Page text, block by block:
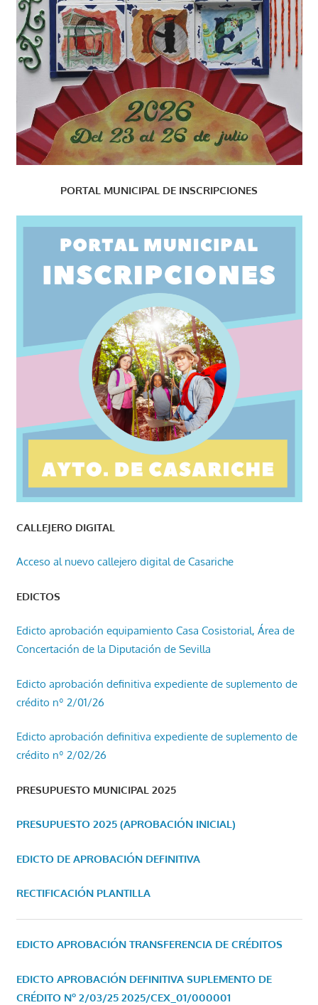
PORTAL MUNICIPAL DE INSCRIPCIONES
CALLEJERO DIGITAL
Acceso al nuevo callejero digital de Casariche
EDICTOS
Edicto aprobación equipamiento Casa Cosistorial, Área de
Concertación de la Diputación de Sevilla
Edicto aprobación definitiva expediente de suplemento de
crédito nº 2/01/26
Edicto aprobación definitiva expediente de suplemento de
crédito nº 2/02/26
PRESUPUESTO MUNICIPAL 2025
PRESUPUESTO 2025 (APROBACIÓN INICIAL)
EDICTO DE APROBACIÓN DEFINITIVA
RECTIFICACIÓN PLANTILLA
EDICTO APROBACIÓN TRANSFERENCIA DE CRÉDITOS
EDICTO APROBACIÓN DEFINITIVA SUPLEMENTO DE
CRÉDITO Nº 2/03/25 2025/CEX_01/000001